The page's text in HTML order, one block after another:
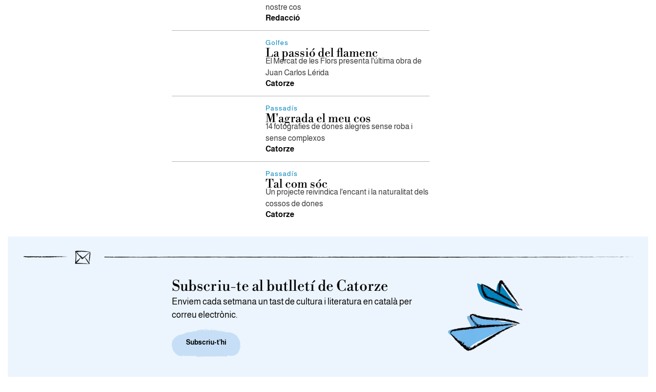
nostre cos
Redacció
Golfes
La passió del flamenc
El Mercat de les Flors presenta l'última obra de
Juan Carlos Lérida
Catorze
Passadís
M'agrada el meu cos
14 fotografies de dones alegres sense roba i
sense complexos
Catorze
Passadís
Tal com sóc
Un projecte reivindica l'encant i la naturalitat dels
cossos de dones
Catorze
Subscriu-te al butlletí de Catorze
Enviem cada setmana un tast de cultura i literatura en català per
correu electrònic.
Subscriu-t’hi